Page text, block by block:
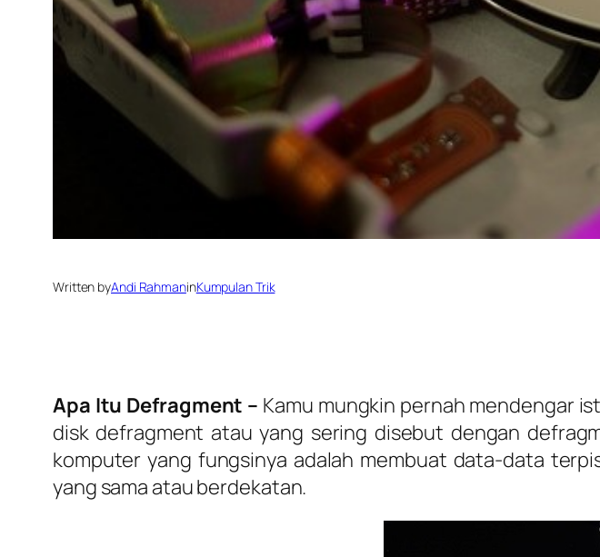
Written byAndi RahmaninKumpulan Trik
Apa Itu Defragment – Kamu mungkin pernah mendengar
disk defragment atau yang sering disebut dengan
komputer yang fungsinya adalah membuat data-data
yang sama atau berdekatan.